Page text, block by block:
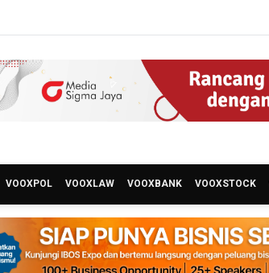
VOOXPOL VOOXLAW VOOXBANK VOOXSTOCK